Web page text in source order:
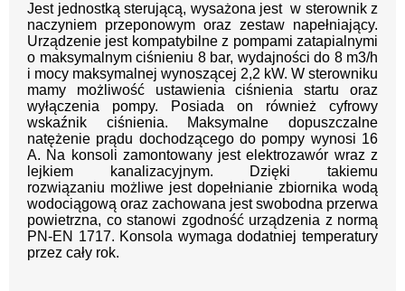
Jest jednostką sterującą, wysażona jest w sterownik z
naczyniem przeponowym oraz zestaw napełniający.
Urządzenie jest kompatybilnez pompami zatapialnymi
o maksymalnym ciśnieniu 8 bar, wydajności do 8 m3/h
i mocy maksymalnej wynoszącej 2,2 kW. W sterowniku
mamy możliwość ustawienia ciśnienia startu oraz
wyłączenia pompy. Posiada on również cyfrowy
wskaźnik ciśnienia. Maksymalne dopuszczalne
natężenie prądu dochodzącego do pompy wynosi 16
A. Na konsoli zamontowany jest elektrozawór wraz z
lejkiem kanalizacyjnym. Dzięki takiemu
rozwiązaniu możliwe jest dopełnianie zbiornika wodą
wodociągową oraz zachowana jest swobodna przerwa
powietrzna, co stanowi zgodność urządzenia z normą
PN-EN 1717. Konsola wymaga dodatniejtemperatury
przez cały rok.